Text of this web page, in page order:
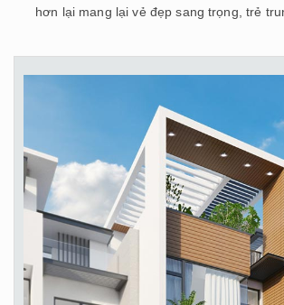
hơn lại mang lại vẻ đẹp sang trọng, trẻ